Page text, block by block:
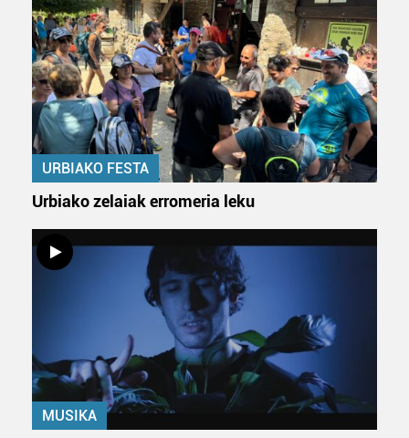
interes komertzial legitimoetan babesten dira. Ikusi gure
bazkideen zerrenda, beren ustez zein helburutarako
duten interes legitimoa eta horren aurka nola egin
dezakezun ikusteko.
Lortu zure datu pertsonalak prozesatzeko moduari
buruzko informazio gehiago eta ezarri zure lehentasunak
datuen atalean. Edozein unetan alda edo ken dezakezu
zure baimena Cookieen adierazpenean.
fitxategiak erabiltzen ditu. Zure esperientzia eta
zerbitzuak hobetzeko asmoz, cookie teknologiaz
baliatzen gara. Ohar hau onartuz gero, teknologia hori
erabiltzeko baimen esplizitua ematen diguzu.Gehiago
URBIAKO FESTA
Urbiako zelaiak erromeria leku
MUSIKA